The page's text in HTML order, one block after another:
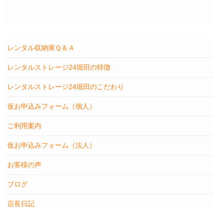
レンタル収納庫Ｑ＆Ａ
レンタルストレージ24堀田の特徴
レンタルストレージ24堀田のこだわり
仮お申込みフォーム（個人）
ご利用案内
仮お申込みフォーム（法人）
お客様の声
ブログ
店長日記